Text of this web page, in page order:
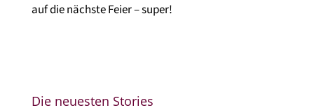
auf die nächste Feier – super!
Die neuesten Stories